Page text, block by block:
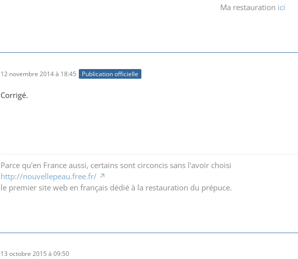
Ma restauration ici
12 novembre 2014 à 18:45 Publication officielle
Corrigé.
Parce qu'en France aussi, certains sont circoncis sans l'avoir choisi
http://nouvellepeau.free.fr/
le premier site web en français dédié à la restauration du prépuce.
13 octobre 2015 à 09:50